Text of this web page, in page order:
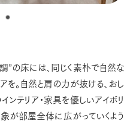
”の床には、同じく素朴で自然な
を。自然と肩の力が抜ける、おし
ンテリア・家具を優しいアイボリ
が部屋全体に広がっていくよう